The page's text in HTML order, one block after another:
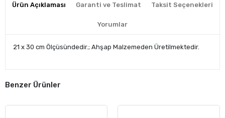
Ürün Açıklaması Garanti ve Teslimat Taksit Seçenekleri
Yorumlar
21 x 30 cm Ölçüsündedir.; Ahşap Malzemeden Üretilmektedir.
Benzer Ürünler